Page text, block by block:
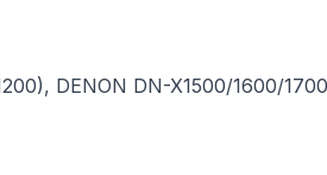
DENON DN-X1500/1600/